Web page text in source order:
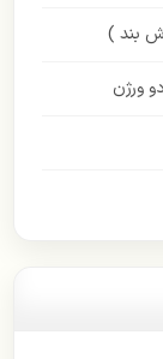
بند )
ورژن